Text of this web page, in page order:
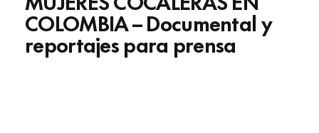
COLOMBIA – Documental y
reportajes para prensa